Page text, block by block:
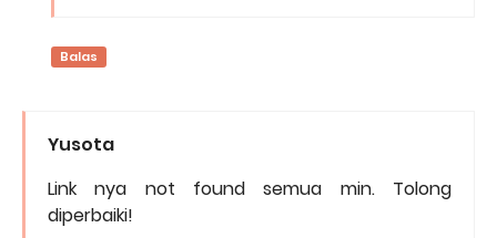
Balas
Yusota
Link nya not found semua min. Tolong
diperbaiki!